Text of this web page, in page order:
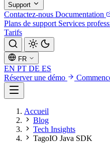
Support
Contactez-nous Documentation
Plans de support Services
Tarifs
FR
EN PT DE ES
Réserver une démo
Accueil
Blog
Tech Insights
TagoIO Java SDK